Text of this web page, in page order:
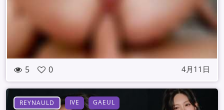
5 0 4月11日
REYNAULD IVE GAEUL